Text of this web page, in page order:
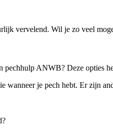
vervelend. Wil je zo veel
pechhulp ANWB? Deze opties
wanneer je pech hebt. Er zijn